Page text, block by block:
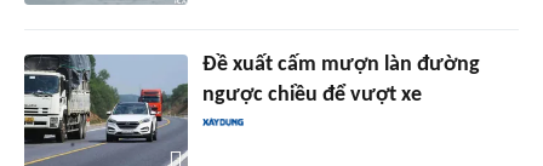
Đề xuất cấm mượn làn đường
ngược chiều để vượt xe